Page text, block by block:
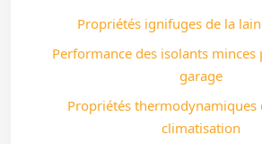
Propriétés ignifuges de la
Performance des isolants
garage
Propriétés thermodynamiques
climatisation